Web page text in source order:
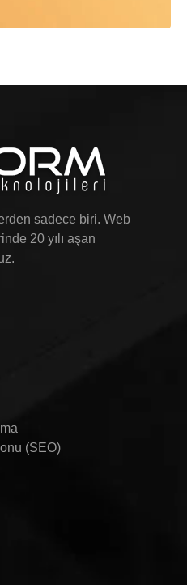
sadece biri. Web
20 yılı aşan
(SEO)